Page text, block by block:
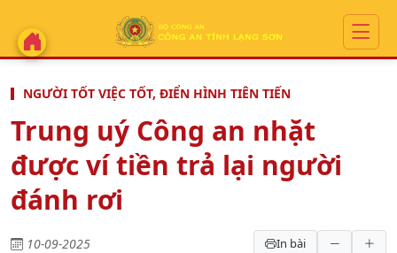
NGƯỜI TỐT VIỆC TỐT, ĐIỂN HÌNH TIÊN TIẾN
Trung uý Công an nhặt
được ví tiền trả lại người
đánh rơi
10-09-2025 In bài